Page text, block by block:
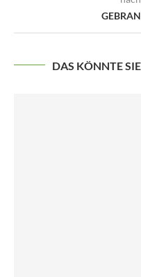
DAS KÖNNTE